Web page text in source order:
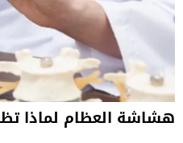
هشاشة العظام لماذا